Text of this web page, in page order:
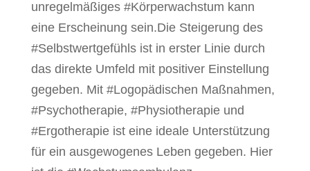
unregelmäßiges #Körperwachstum kann
eine Erscheinung sein.Die Steigerung des
#Selbstwertgefühls ist in erster Linie durch
das direkte Umfeld mit positiver Einstellung
gegeben. Mit #Logopädischen Maßnahmen,
#Psychotherapie, #Physiotherapie und
#Ergotherapie ist eine ideale Unterstützung
für ein ausgewogenes Leben gegeben. Hier